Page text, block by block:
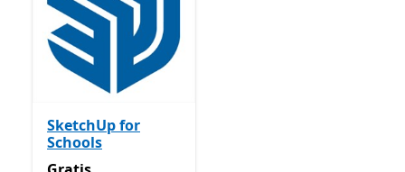
SketchUp for
Schools